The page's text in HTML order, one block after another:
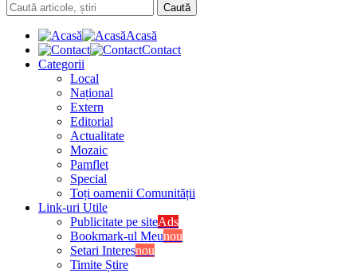
Acasă
Contact
Categorii
Local
Național
Extern
Editorial
Actualitate
Mozaic
Pamflet
Special
Toți oamenii Comunității
Link-uri Utile
Publicitate pe siteAds
Bookmark-ul Meunou
Setari Interesnou
Timite Știre